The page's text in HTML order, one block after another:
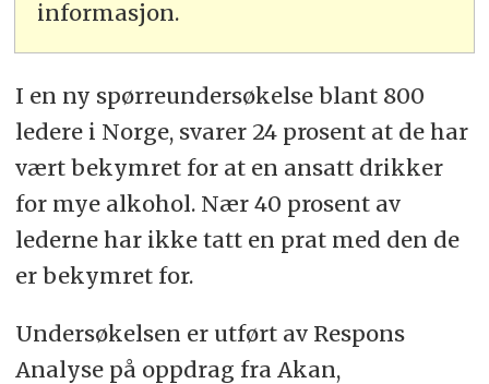
informasjon.
I en ny spørreundersøkelse blant 800
ledere i Norge, svarer 24 prosent at de har
vært bekymret for at en ansatt drikker
for mye alkohol. Nær 40 prosent av
lederne har ikke tatt en prat med den de
er bekymret for.
Undersøkelsen er utført av Respons
Analyse på oppdrag fra Akan,